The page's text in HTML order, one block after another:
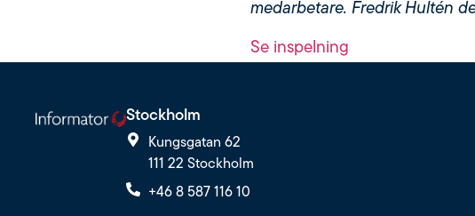
medarbetare. Fredrik Hultén
Se inspelning
Stockholm
Kungsgatan 62
111 22 Stockholm
+46 8 587 116 10